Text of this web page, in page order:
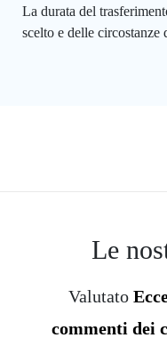
La durata del
scelto e delle circostanze
Le
Valutato
commenti dei